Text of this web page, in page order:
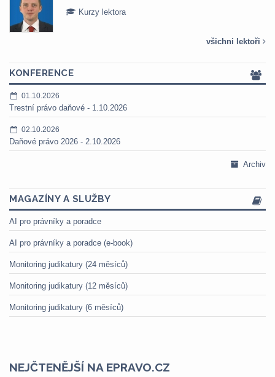
Kurzy lektora
všichni lektoři
KONFERENCE
01.10.2026
Trestní právo daňové - 1.10.2026
02.10.2026
Daňové právo 2026 - 2.10.2026
Archiv
MAGAZÍNY A SLUŽBY
AI pro právníky a poradce
AI pro právníky a poradce (e-book)
Monitoring judikatury (24 měsíců)
Monitoring judikatury (12 měsíců)
Monitoring judikatury (6 měsíců)
NEJČTENĚJŠÍ NA EPRAVO.CZ